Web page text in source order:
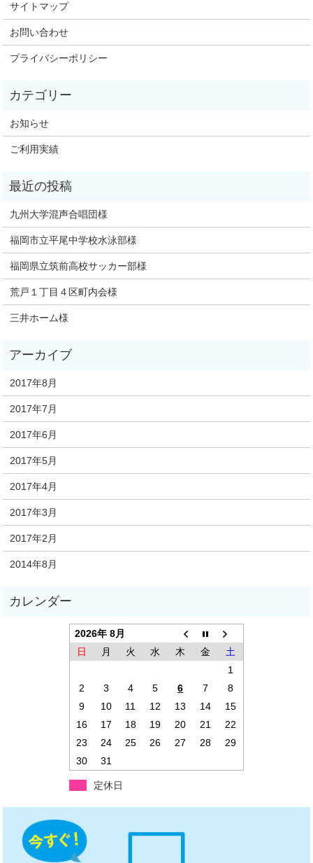
サイトマップ
お問い合わせ
プライバシーポリシー
お知らせ
ご利用実績
九州大学混声合唱団様
福岡市立平尾中学校水泳部様
福岡県立筑前高校サッカー部様
荒戸１丁目４区町内会様
三井ホーム様
2017年8月
2017年7月
2017年6月
2017年5月
2017年4月
2017年3月
2017年2月
2014年8月
2026年 8月
日
月 火 水 木 金
土
1
2
3 4 5 6 7
8
9
10 11 12 13 14
15
16
17 18 19 20 21
22
23
24 25 26 27 28
29
30
31
定休日